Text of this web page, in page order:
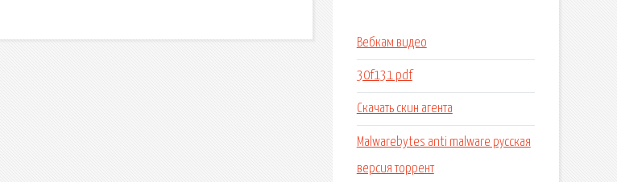
Вебкам видео
30f131 pdf
Скачать скин агента
Malwarebytes anti malware русская
версия торрент